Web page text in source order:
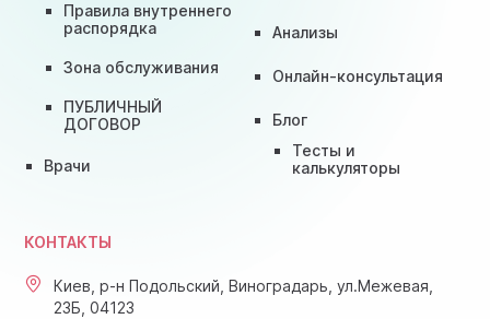
Правила внутреннего
распорядка
Зона обслуживания
ПУБЛИЧНЫЙ
ДОГОВОР
Врачи
Анализы
Онлайн-консультация
Блог
Тесты и
калькуляторы
КОНТАКТЫ
Киев, р-н Подольский, Виноградарь, ул.Межевая,
23Б, 04123